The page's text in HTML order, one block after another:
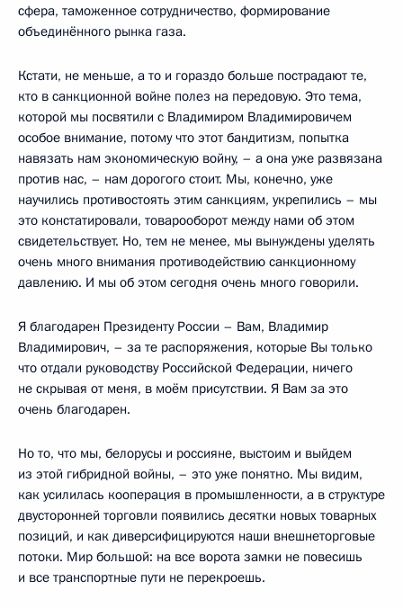
сфера, таможенное сотрудничество, формирование
объединённого рынка газа.
Кстати, не меньше, а то и гораздо больше пострадают те,
кто в санкционной войне полез на передовую. Это тема,
которой мы посвятили с Владимиром Владимировичем
особое внимание, потому что этот бандитизм, попытка
навязать нам экономическую войну, – а она уже развязана
против нас, – нам дорогого стоит. Мы, конечно, уже
научились противостоять этим санкциям, укрепились – мы
это констатировали, товарооборот между нами об этом
свидетельствует. Но, тем не менее, мы вынуждены уделять
очень много внимания противодействию санкционному
давлению. И мы об этом сегодня очень много говорили.
Я благодарен Президенту России – Вам, Владимир
Владимирович, – за те распоряжения, которые Вы только
что отдали руководству Российской Федерации, ничего
не скрывая от меня, в моём присутствии. Я Вам за это
очень благодарен.
Но то, что мы, белорусы и россияне, выстоим и выйдем
из этой гибридной войны, – это уже понятно. Мы видим,
как усилилась кооперация в промышленности, а в структуре
двусторонней торговли появились десятки новых товарных
позиций, и как диверсифицируются наши внешнеторговые
потоки. Мир большой: на все ворота замки не повесишь
и все транспортные пути не перекроешь.